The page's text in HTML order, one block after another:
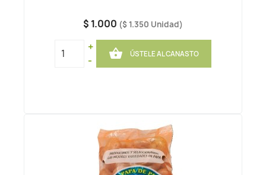
$ 1.000 ($ 1.350 Unidad)
+
-
 ÚSTELE AL CANASTO